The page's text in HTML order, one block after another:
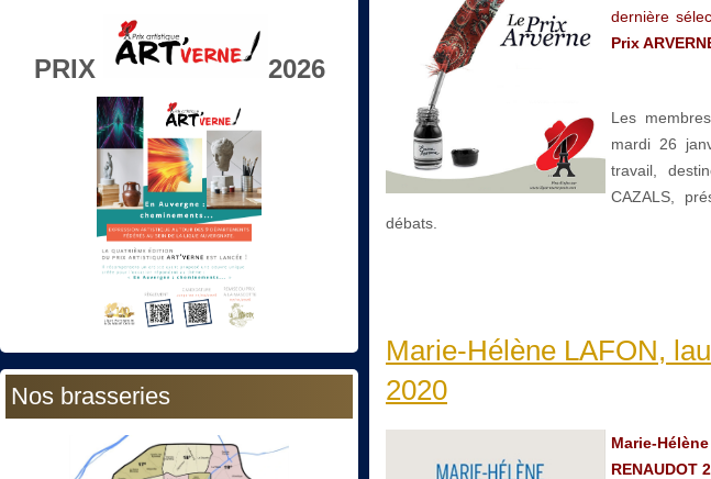
PRIX 2026
Nos brasseries
dernière
Prix
Les
mardi 26
travail,
CAZALS,
débats.
Marie-Hélène LAFON,
2020
Marie-
RENAUDOT